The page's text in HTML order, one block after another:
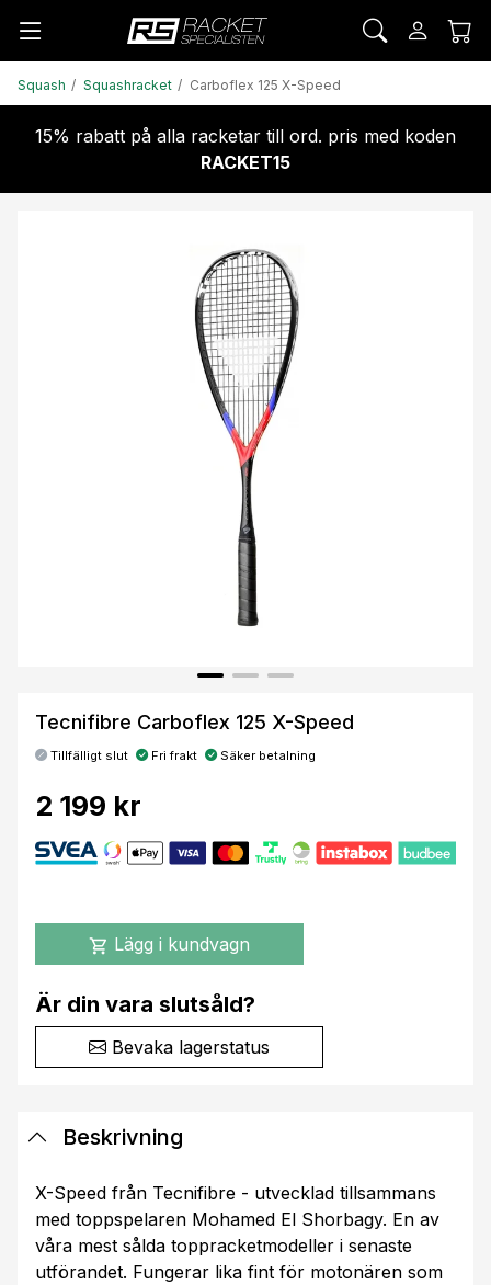
Squash Squashracket Carboflex 125 X-Speed
15% rabatt på alla racketar till ord. pris med koden
RACKET15
Tecnifibre Carboflex 125 X-Speed
Tillfälligt slut Fri frakt Säker betalning
2 199 kr
shopping_cart Lägg i kundvagn
Är din vara slutsåld?
Bevaka lagerstatus
Beskrivning
X-Speed från Tecnifibre - utvecklad tillsammans
med toppspelaren Mohamed El Shorbagy. En av
våra mest sålda toppracketmodeller i senaste
utförandet. Fungerar lika fint för motonären som